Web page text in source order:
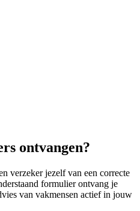
ontvangen?
verzeker jezelf van een correcte
formulier ontvang je
van vakmensen actief in jouw